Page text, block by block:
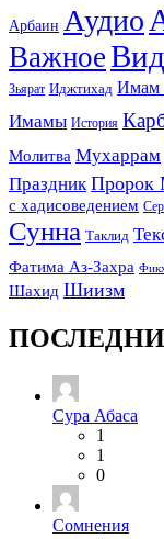
Арбаин Аудио
Важное
Зьярат Иджтихад Имам
Имамы История
Молитва Мухаррам
Праздник Пророк
с хадисоведением
Сунна Таклид
Фатима Аз-Захра
Шахид Шиизм
Сура Абаса
1
1
0
Сомнения